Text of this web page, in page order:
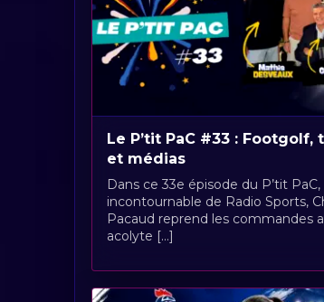
Le P’tit PaC #33 : Footgolf,
et médias
Dans ce 33e épisode du P’tit PaC,
incontournable de Radio Sports,
Pacaud reprend les commandes
acolyte [...]